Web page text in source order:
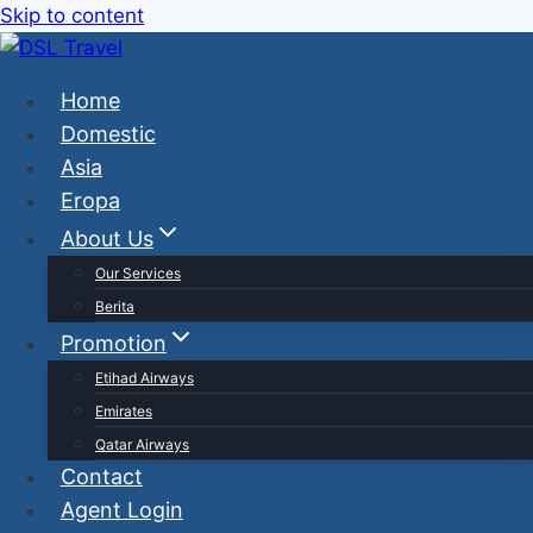
Skip to content
Home
Domestic
Asia
Eropa
About Us
Our Services
Berita
Promotion
Etihad Airways
Emirates
Qatar Airways
Contact
Agent Login